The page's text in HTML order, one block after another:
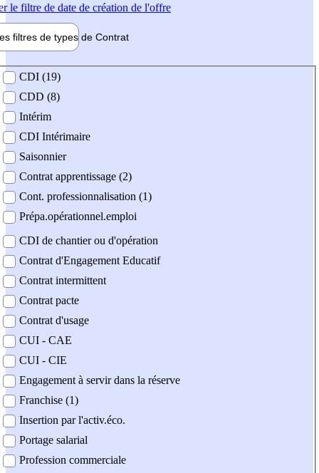
le filtre de date de création de l'offre
filtres de types de Contrat
contrat
CDI (19)
CDD (8)
Intérim
CDI Intérimaire
Saisonnier
Contrat apprentissage (2)
Cont. professionnalisation (1)
Prépa.opérationnel.emploi
CDI de chantier ou d'opération
Contrat d'Engagement Educatif
Contrat intermittent
Contrat pacte
Contrat d'usage
CUI - CAE
CUI - CIE
Engagement à servir dans la réserve
Franchise (1)
Insertion par l'activ.éco.
Portage salarial
Profession commerciale